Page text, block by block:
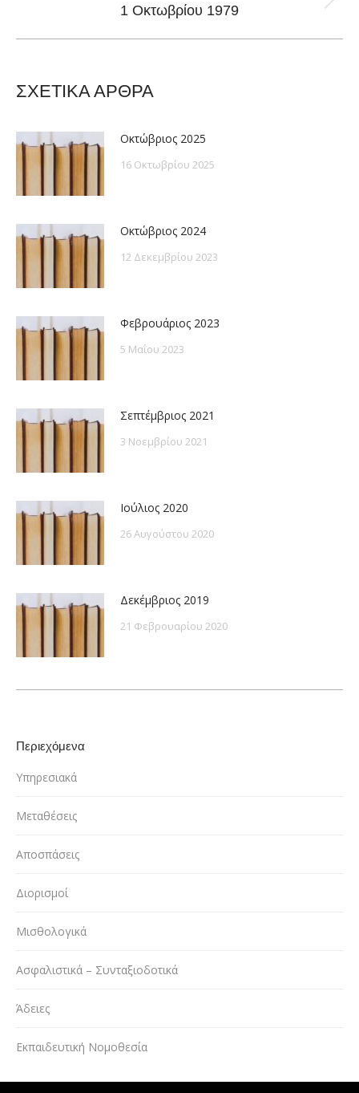
Next
1 Οκτωβρίου 1979
ΣΧΕΤΙΚΑ ΑΡΘΡΑ
Οκτώβριος 2025
16 Οκτωβρίου 2025
Οκτώβριος 2024
12 Δεκεμβρίου 2023
Φεβρουάριος 2023
5 Μαΐου 2023
Σεπτέμβριος 2021
3 Νοεμβρίου 2021
Ιούλιος 2020
26 Αυγούστου 2020
Δεκέμβριος 2019
21 Φεβρουαρίου 2020
Περιεχόμενα
Υπηρεσιακά
Μεταθέσεις
Αποσπάσεις
Διορισμοί
Μισθολογικά
Ασφαλιστικά – Συνταξιοδοτικά
Άδειες
Εκπαιδευτική Νομοθεσία